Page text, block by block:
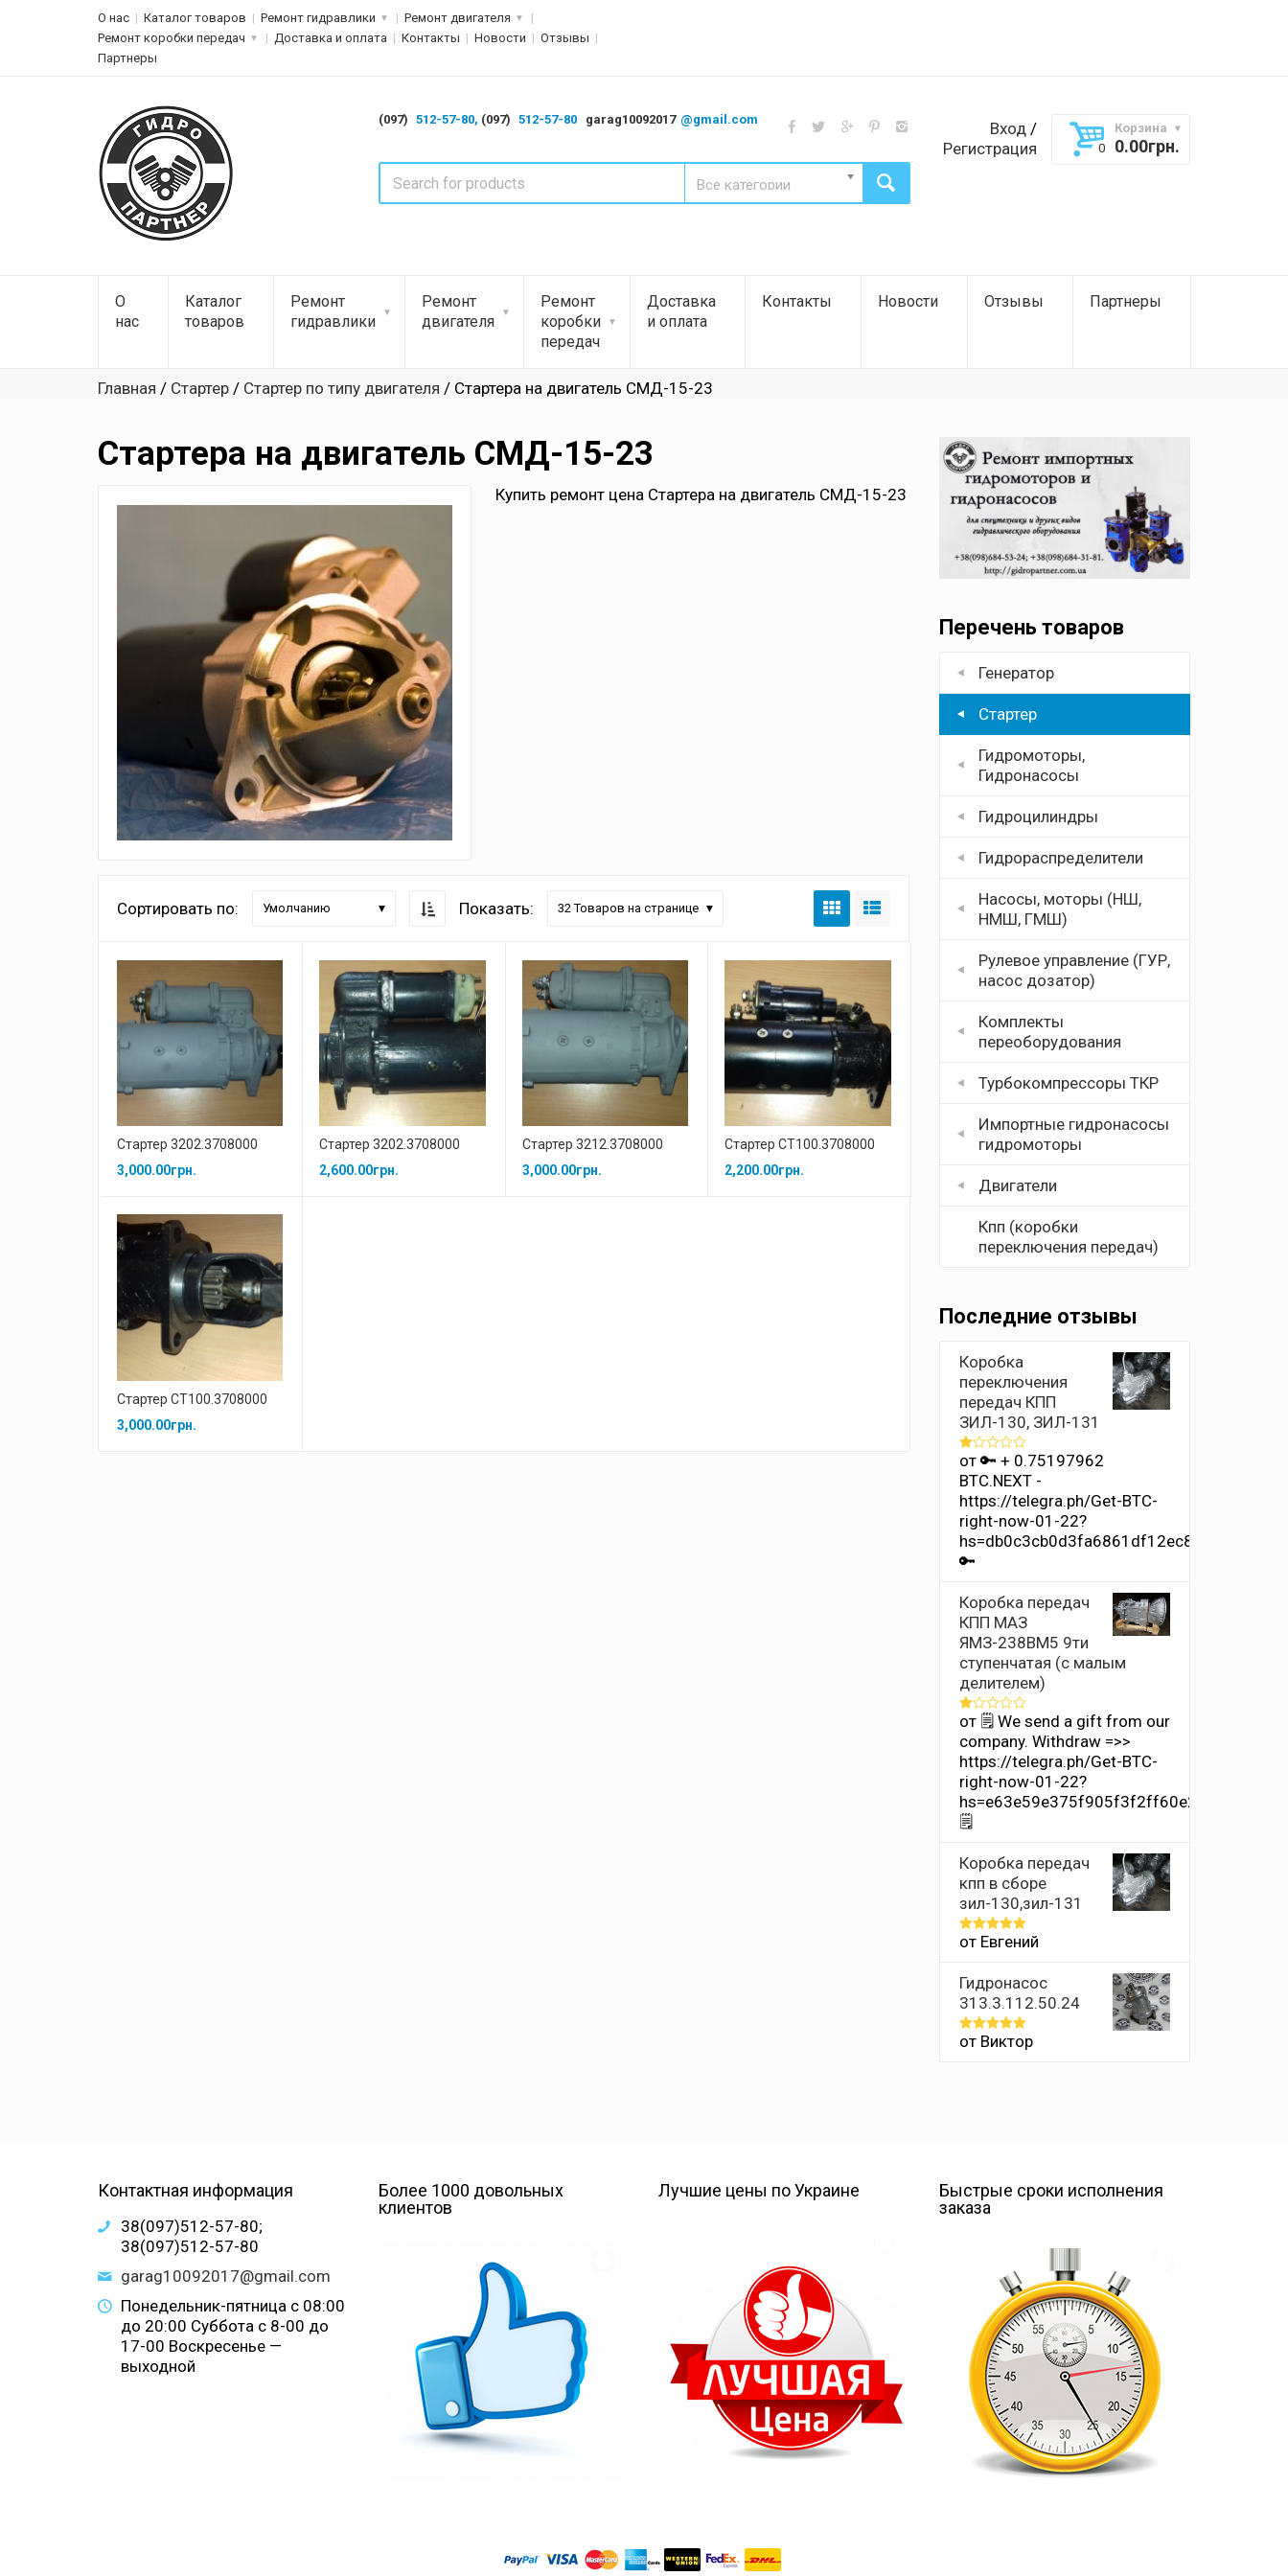
О нас Каталог товаров Ремонт гидравлики
Ремонт двигателя
Ремонт коробки передач
Доставка и оплата Контакты Новости
Отзывы
Партнеры
(097) 512-57-80, (097) 512-57-80 garag10092017 @gmail.com
Все категории
Вход /
Регистрация
Корзина
0.00грн.
О
нас
Каталог
товаров
Ремонт
гидравлики
Ремонт
двигателя
Ремонт
коробки
передач
Доставка
и оплата
Контакты Новости Отзывы Партнеры
Главная / Стартер / Стартер по типу двигателя / Стартера на двигатель СМД-15-23
Перечень товаров
Генератор
Стартер
Гидромоторы,
Гидронасосы
Гидроцилиндры
Гидрораспределители
Насосы, моторы (НШ,
НМШ, ГМШ)
Рулевое управление (ГУР,
насос дозатор)
Комплекты
переоборудования
Турбокомпрессоры ТКР
Импортные гидронасосы
гидромоторы
Двигатели
Кпп (коробки
переключения передач)
Последние отзывы
Коробка
переключения
передач КПП
ЗИЛ-130, ЗИЛ-131
Оценка
1
из
5
от 🔑 + 0.75197962
BTC.NEXT -
https://telegra.ph/Get-BTC-
right-now-01-22?
hs=db0c3cb0d3fa6861df12ec8686b4e342&
🔑
Коробка передач
КПП МАЗ
ЯМЗ-238ВМ5 9ти
ступенчатая (с малым
делителем)
Оценка
из
5
от 🗒 We send a gift from our
company. Withdrаw =>>
https://telegra.ph/Get-BTC-
right-now-01-22?
hs=e63e59e375f905f3f2ff60e2011659ff&
🗒
Коробка передач
кпп в сборе
зил-130,зил-131
Оценка5
от Евгений
Гидронасос
313.3.112.50.24
Оценка5
от Виктор
Стартера на двигатель СМД-15-23
Купить ремонт цена Стартера на двигатель СМД-15-23
Сортировать по: Умолчанию Показать: 32Товаров на странице
Стартер 3202.3708000
3,000.00грн.
Стартер 3202.3708000
2,600.00грн.
Стартер 3212.3708000
3,000.00грн.
Стартер СТ100.3708000
2,200.00грн.
Стартер СТ100.3708000
3,000.00грн.
Контактная информация
38(097)512-57-80;
38(097)512-57-80
garag10092017@gmail.com
Понедельник-пятница с 08:00
до 20:00 Суббота с 8-00 до
17-00 Воскресенье —
выходной
Более 1000 довольных
клиентов
Лучшие цены по Украине
Быстрые сроки исполнения
заказа